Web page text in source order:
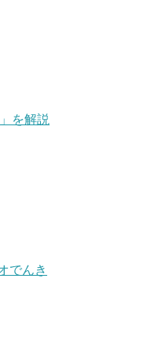
を解説
でんき